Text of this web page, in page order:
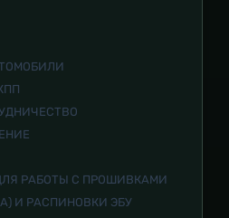
РАБОТЫ С ПРОШИВКАМИ
И РАСПИНОВКИ ЭБУ